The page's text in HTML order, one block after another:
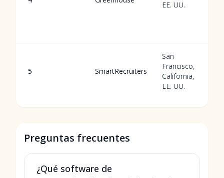
EE. UU.
5 SmartRecruiters
San
Francisco,
California,
EE. UU.
Preguntas frecuentes
¿Qué software de